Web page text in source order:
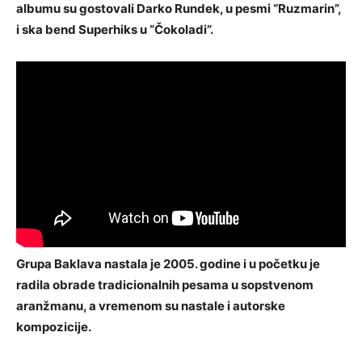
albumu su gostovali Darko Rundek, u pesmi “Ruzmarin”,
i ska bend Superhiks u “Čokoladi”.
Grupa Baklava nastala je 2005. godine i u početku je
radila obrade tradicionalnih pesama u sopstvenom
aranžmanu, a vremenom su nastale i autorske
kompozicije.